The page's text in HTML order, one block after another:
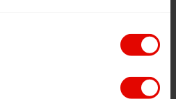
PROTECCIÓN: CREANDO
OPORTUNIDADES PARA